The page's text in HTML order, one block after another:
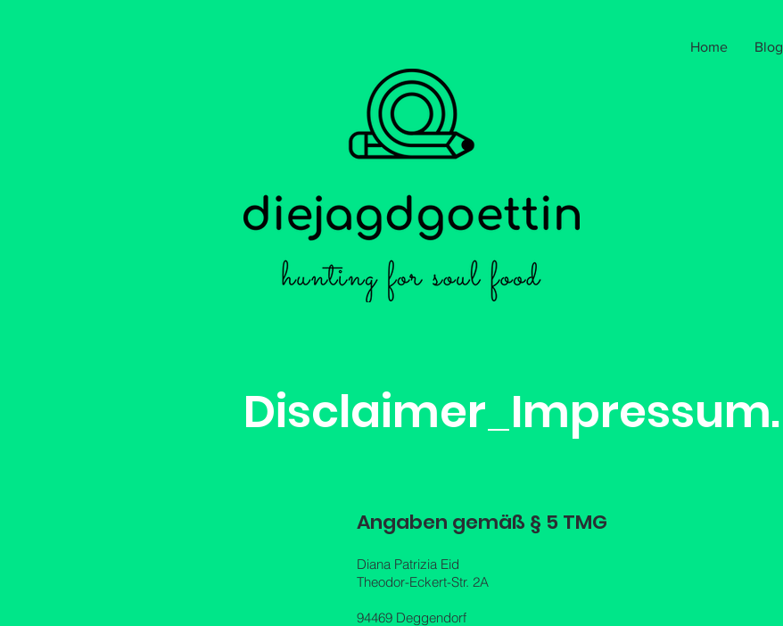
Home Blog
Angaben gemäß § 5 TMG
Diana Patrizia Eid
Theodor-Eckert-Str. 2A
94469 Deggendorf
Disclaimer_Impressum.